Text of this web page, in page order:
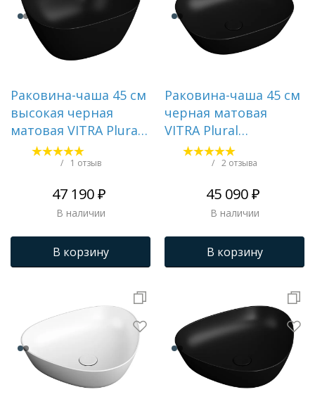
Раковина-чаша 45 см
высокая черная
матовая VITRA Plural
7811B483-0016
/ 1 отзыв
47 190 ₽
В наличии
В корзину
Раковина-чаша 45 см
черная матовая
VITRA Plural
7810B483-0016
/ 2 отзыва
45 090 ₽
В наличии
В корзину